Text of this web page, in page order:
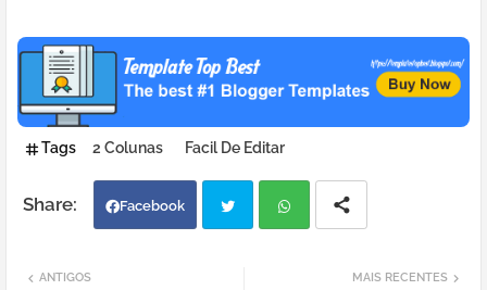
Tags 2 Colunas Facil De Editar
Facebook
MAIS RECENTES
ANTIGOS